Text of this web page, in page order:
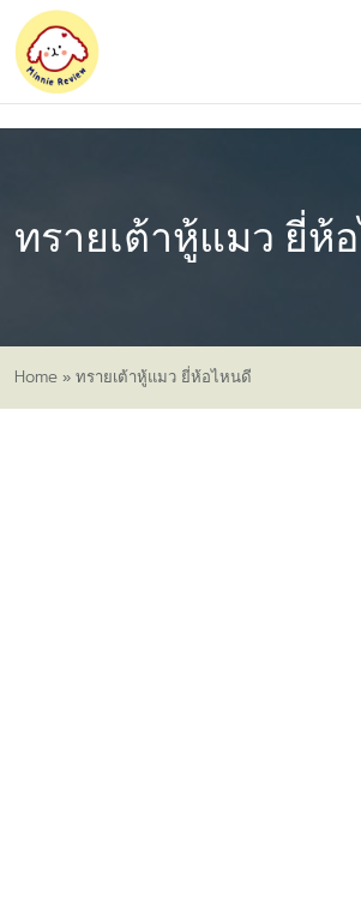
ทรายเต้าหู้แมว ยี่ห้
Home » ทรายเต้าหู้แมว ยี่ห้อไหนดี